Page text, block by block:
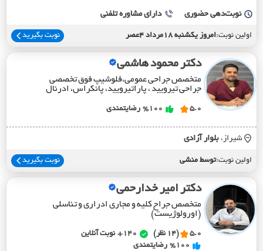
نوبت‌دهی حضوری دارای مشاوره تلفنی
اولین نوبت:امروز یکشنبه 18مرداد 4عصر نوبت بگیرید
دکتر محمود هاشمی
متخصص جراحی عمومی،فلوشیپ فوق تخصصی
جراحی تیرویید ، پاراتیرویید، پانکراس، ادرنال
5.0
%100 رضایتمندی
شیراز، بلوار آزادي
اولین نوبت:توسط منشی نوبت بگیرید
دکتر امیر خدارحمی
متخصص جراح کلیه و مجاری ادراری و تناسلی
(اورولوژیست)
5.0 (14 نظر) 140+
نوبت آنلاین
%100 رضایتمندی